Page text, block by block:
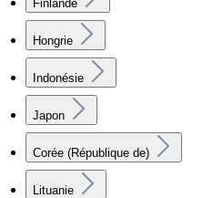
Finlande
Hongrie
Indonésie
Japon
Corée (République de)
Lituanie